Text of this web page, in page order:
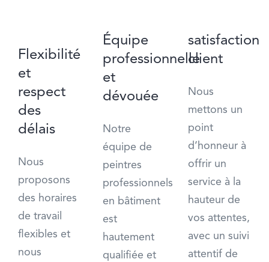
Flexibilité
et
respect
des
délais
Nous
proposons
des horaires
de travail
flexibles et
nous
Équipe
professionnelle
et
dévouée
Notre
équipe de
peintres
professionnels
en bâtiment
est
hautement
qualifiée et
satisfaction
client
Nous
mettons un
point
d’honneur à
offrir un
service à la
hauteur de
vos attentes,
avec un suivi
attentif de